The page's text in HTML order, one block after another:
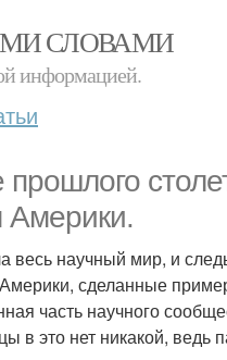
СЛОВАМИ
информацией.
Америки.
весь научный мир, и
сделанные
часть научного
в это нет никакой,